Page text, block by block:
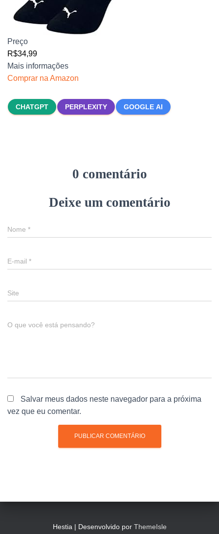
Preço
R$34,99
Mais informações
Comprar na Amazon
CHATGPT PERPLEXITY GOOGLE AI
0 comentário
Deixe um comentário
Nome *
E-mail *
Site
O que você está pensando?
Salvar meus dados neste navegador para a próxima
vez que eu comentar.
Hestia | Desenvolvido por ThemeIsle